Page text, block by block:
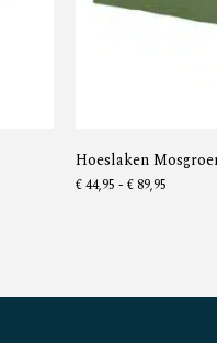
Hoeslaken
€44,95 - € 89,95